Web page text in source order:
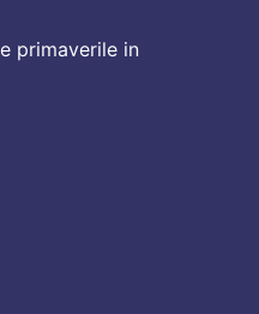
primaverile in